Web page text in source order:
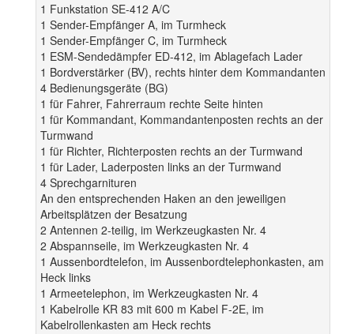
1 Funkstation SE-412 A/C
1 Sender-Empfänger A, im Turmheck
1 Sender-Empfänger C, im Turmheck
1 ESM-Sendedämpfer ED-412, im Ablagefach Lader
1 Bordverstärker (BV), rechts hinter dem Kommandanten
4 Bedienungsgeräte (BG)
1 für Fahrer, Fahrerraum rechte Seite hinten
1 für Kommandant, Kommandantenposten rechts an der
Turmwand
1 für Richter, Richterposten rechts an der Turmwand
1 für Lader, Laderposten links an der Turmwand
4 Sprechgarnituren
An den entsprechenden Haken an den jeweiligen
Arbeitsplätzen der Besatzung
2 Antennen 2-teilig, im Werkzeugkasten Nr. 4
2 Abspannseile, im Werkzeugkasten Nr. 4
1 Aussenbordtelefon, im Aussenbordtelephonkasten, am
Heck links
1 Armeetelephon, im Werkzeugkasten Nr. 4
1 Kabelrolle KR 83 mit 600 m Kabel F-2E, im
Kabelrollenkasten am Heck rechts